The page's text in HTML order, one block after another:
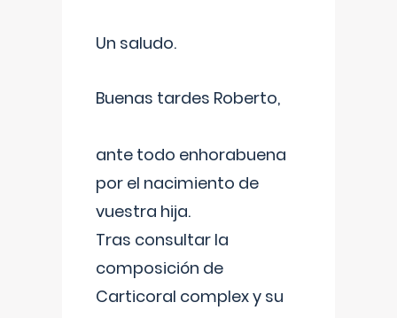
Un saludo.
Buenas tardes Roberto,
ante todo enhorabuena
por el nacimiento de
vuestra hija.
Tras consultar la
composición de
Carticoral complex y su